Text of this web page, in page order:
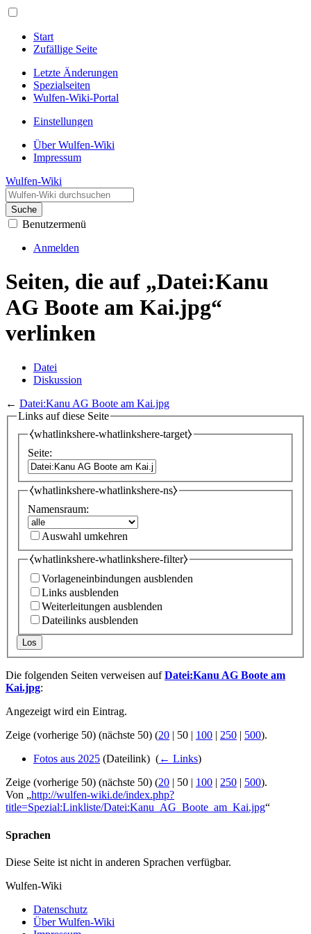
Start
Zufällige Seite
Letzte Änderungen
Spezialseiten
Wulfen-Wiki-Portal
Einstellungen
Über Wulfen-Wiki
Impressum
Wulfen-Wiki
Suche
Benutzermenü
Anmelden
Seiten, die auf „Datei:Kanu
AG Boote am Kai.jpg“
verlinken
Datei
Diskussion
← Datei:Kanu AG Boote am Kai.jpg
Links auf diese Seite
⧼whatlinkshere-whatlinkshere-target⧽
Seite:
⧼whatlinkshere-whatlinkshere-ns⧽
Namensraum:
Auswahl umkehren
⧼whatlinkshere-whatlinkshere-filter⧽
Vorlageneinbindungen ausblenden
Links ausblenden
Weiterleitungen ausblenden
Dateilinks ausblenden
Los
Die folgenden Seiten verweisen aufDatei:Kanu AG Boote am
Kai.jpg:
Angezeigt wird ein Eintrag.
Zeige (vorherige 50) (nächste 50) (20 | 50 | 100 | 250 | 500).
Fotos aus 2025 (Dateilink) ‎ (← Links)
Zeige (vorherige 50) (nächste 50) (20 | 50 | 100 | 250 | 500).
Von „http://wulfen-wiki.de/index.php?
title=Spezial:Linkliste/Datei:Kanu_AG_Boote_am_Kai.jpg“
Sprachen
Diese Seite ist nicht in anderen Sprachen verfügbar.
Wulfen-Wiki
Datenschutz
Über Wulfen-Wiki